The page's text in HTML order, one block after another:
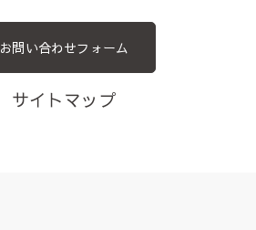
お問い合わせフォーム
サイトマップ